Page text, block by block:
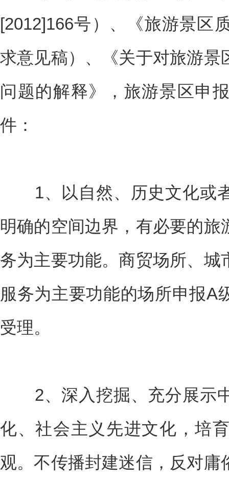
[2012]166号）、《旅游景区
求意见稿）、《关于对旅游景
问题的解释》，旅游景区申
件：
1、以自然、历史文化或
明确的空间边界，有必要的
务为主要功能。商贸场所、
服务为主要功能的场所申报A
受理。
2、深入挖掘、充分展示
化、社会主义先进文化，培
观。不传播封建迷信，反对